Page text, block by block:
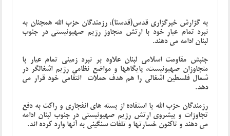
به گزارش خبرگزاری قدس(قدسنا)، رزمندگان حزب الله همچنان به
نبرد تمام عیار خود با ارتش متجاوز رژیم صهیونیستی در جنوب
لبنان ادامه می دهند.
جنبش مقاومت اسلامی لبنان علاوه بر نبرد زمینی تمام عیار با
متجاوزان صهیونیست، پایگاهها و مواضع نظامی رژیم اشغالگر در
شمال فلسطین اشغالی را هم هدف حملات انتقامی خود قرار می
دهد.
رزمندگان حزب الله با استفاده از بسته های انفجاری و راکت به دفع
تجاوزات و پیشروی ارتش رژیم صهیونیستی در جنوب لبنان ادامه
می دهند و تاکنون خسارتها و تلفات سنگینی به آنها وارد کرده اند.